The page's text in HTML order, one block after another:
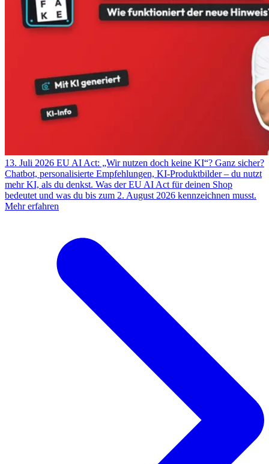
13. Juli 2026 EU AI Act: „Wir nutzen doch keine KI“? Ganz sicher?
Chatbot, personalisierte Empfehlungen, KI-Produktbilder – du nutzt
mehr KI, als du denkst. Was der EU AI Act für deinen Shop
bedeutet und was du bis zum 2. August 2026 kennzeichnen musst.
Mehr erfahren